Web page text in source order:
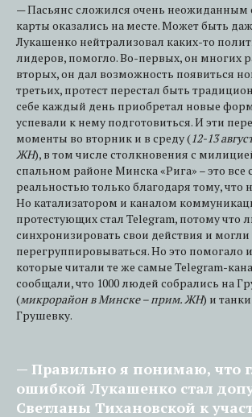
— Пасьянс сложился очень неожиданным
карты оказались на месте. Может быть
Лукашенко нейтрализовал каких-то
лидеров, помогло. Во-первых, он многих
вторых, он дал возможность появиться
третьих, протест перестал быть
себе каждый день приобретал новые
успевали к нему подготовиться. И эти
моменты во вторник и в среду (12-13
ЖН), в том числе столкновения с
спальном районе Минска «Рига» – это все
реальностью только благодаря тому, что
Но катализатором и каналом
протестующих стал Telegram, потому что
синхронизировать свои действия и
перегруппировываться. Но это помогало
которые читали те же самые Telegram-
сообщали, что 1000 людей собрались на
(микрорайон в Минске – прим. ЖН) и
Грушевку.
— Правильно я понимаю, что
ошибкой Лукашенко стал
Светланы Тихановской к